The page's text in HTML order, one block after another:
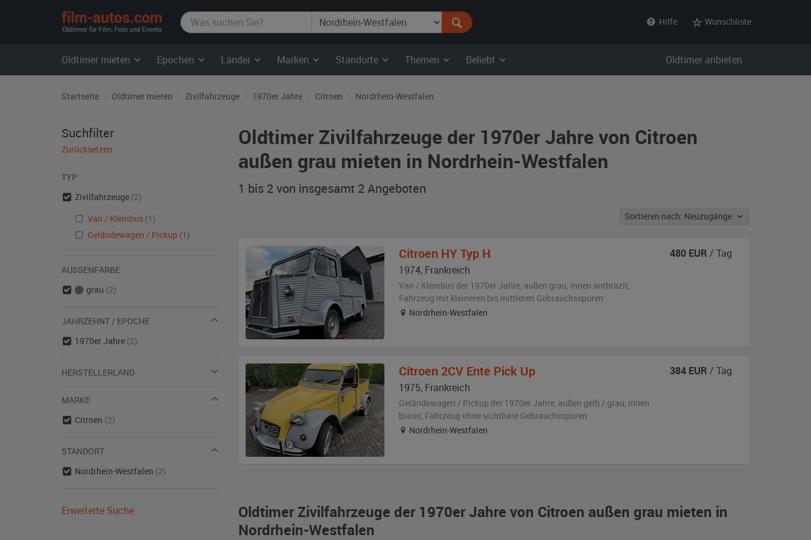
film-
autos.com
Hilfe Wunschliste
Oldtimer mieten Epochen Länder Marken Standorte Themen Beliebt Oldtimer anbieten
Startseite Oldtimer mieten Zivilfahrzeuge 1970er Jahre Citroen Nordrhein-Westfalen
Oldtimer Zivilfahrzeuge der 1970er Jahre von Citroen
außen grau mieten in Nordrhein-Westfalen
1 bis 2 von insgesamt 2Angeboten
Sortieren nach: Neuzugänge
Oldtimer Zivilfahrzeuge der 1970er Jahre von Citroen außen grau mieten in
Nordrhein-Westfalen
Citroen HY Typ H
1974, Frankreich
Van / Kleinbus der 1970er Jahre, außen grau, innen anthrazit,
Fahrzeug mit kleineren bis mittleren Gebrauchsspuren
Nordrhein-Westfalen
480 EUR / Tag
Citroen 2CV Ente Pick Up
1975, Frankreich
Geländewagen / Pickup der 1970er Jahre, außen gelb / grau, innen
braun, Fahrzeug ohne sichtbare Gebrauchsspuren
Nordrhein-Westfalen
384 EUR / Tag
Suchfilter
Zurücksetzen
TYP
Zivilfahrzeuge (2)
Van / Kleinbus (1)
Geländewagen / Pickup (1)
AUSSENFARBE
grau (2)
JAHRZEHNT / EPOCHE
1970er Jahre (2)
HERSTELLERLAND
MARKE
Citroen (2)
STANDORT
Nordrhein-Westfalen (2)
Erweiterte Suche